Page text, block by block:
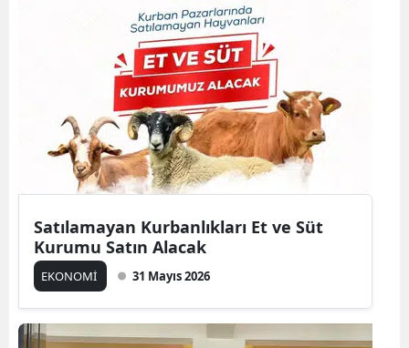
Satılamayan Kurbanlıkları Et ve Süt
Kurumu Satın Alacak
EKONOMİ 31 Mayıs 2026